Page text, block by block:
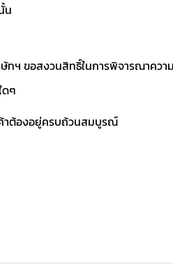
น
ฯ ขอสงวนสิทธิ์ในการพิจารณาควา
ดๆ
าต้องอยู่ครบถ้วนสมบูรณ์